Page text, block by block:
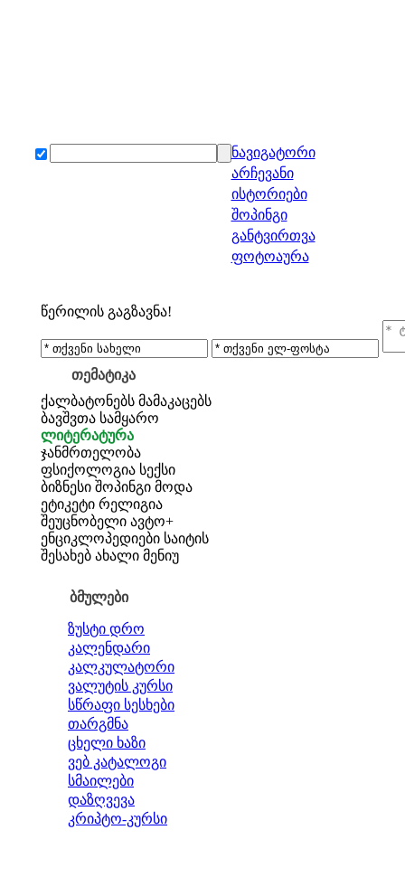
ნავიგატორი
არჩევანი
ისტორიები
შოპინგი
განტვირთვა
ფოტოაურა
წერილის გაგზავნა!
თემატიკა
ქალბატონებს მამაკაცებს
ბავშვთა სამყარო
ლიტერატურა
ჯანმრთელობა
ფსიქოლოგია სექსი
ბიზნესი შოპინგი მოდა
ეტიკეტი რელიგია
შეუცნობელი ავტო+
ენციკლოპედიები საიტის
შესახებ ახალი მენიუ
ბმულები
ზუსტი დრო
კალენდარი
კალკულატორი
ვალუტის კურსი
სწრაფი სესხები
თარგმნა
ცხელი ხაზი
ვებ კატალოგი
სმაილები
დაზღვევა
კრიპტო-კურსი